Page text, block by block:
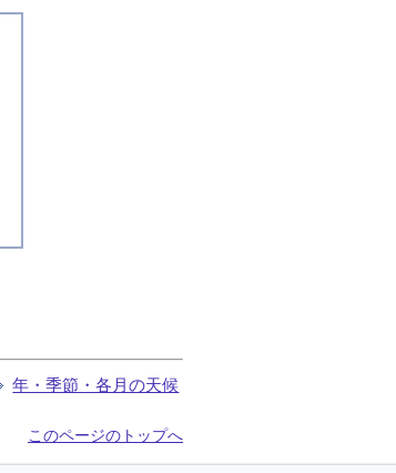
年・季節・各月の天候
このページのトップへ